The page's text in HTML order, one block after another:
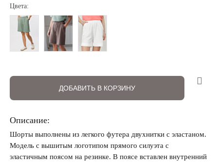
Забыли свой пароль?
Цвета:
ДОБАВИТЬ В КОРЗИНУ
Описание:
Шорты выполнены из легкого футера двухнитки с эластаном.
Модель с вышитым логотипом прямого силуэта с
эластичным поясом на резинке. В поясе вставлен внутренний